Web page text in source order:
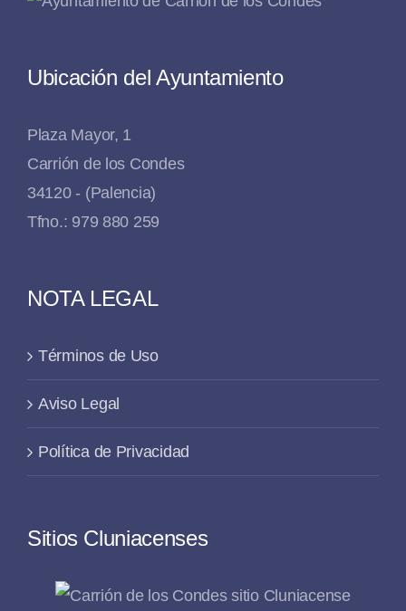
Ubicación del Ayuntamiento
Plaza Mayor, 1
Carrión de los Condes
34120 - (Palencia)
Tfno.: 979 880 259
NOTA LEGAL
Términos de Uso
Aviso Legal
Política de Privacidad
Sitios Cluniacenses